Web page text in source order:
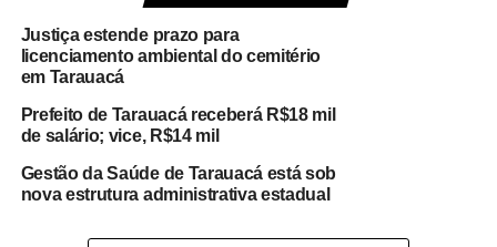
Justiça estende prazo para
licenciamento ambiental do cemitério
em Tarauacá
Prefeito de Tarauacá receberá R$18 mil
de salário; vice, R$14 mil
Gestão da Saúde de Tarauacá está sob
nova estrutura administrativa estadual